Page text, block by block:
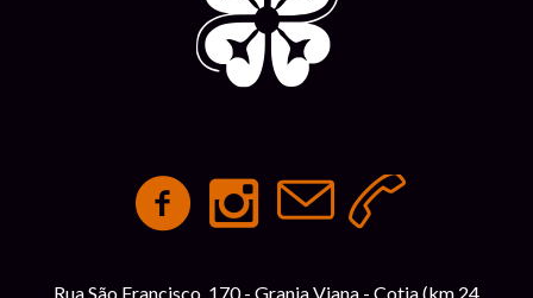
Rua São Francisco, 170 - Granja Viana - Cotia (km 24